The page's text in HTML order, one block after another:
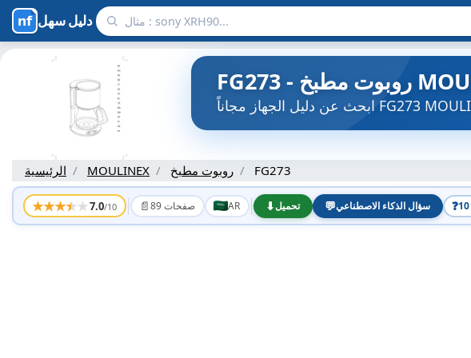
دليل سهل
الرئيسية MOULINEX روبوت مطبخ FG273
★★★★★7.0/10 📄 89 صفحات AR ⬇تحميل 💬سؤال الذكاء الاصطناعي ❓